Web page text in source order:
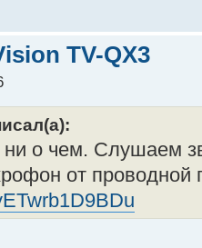
TV-QX3
ни о чем. Слушаем
от проводной